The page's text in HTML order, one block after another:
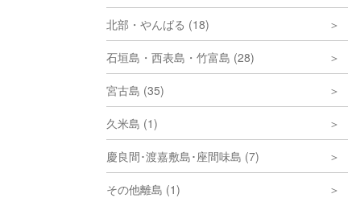
北部・やんばる (18)
石垣島・西表島・竹富島 (28)
宮古島 (35)
久米島 (1)
慶良間･渡嘉敷島･座間味島 (7)
その他離島 (1)